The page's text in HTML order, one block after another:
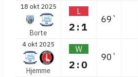
18 okt 2025
Borte
L
2:1
69`
4 okt 2025
Hjemme
W
2:0
90`